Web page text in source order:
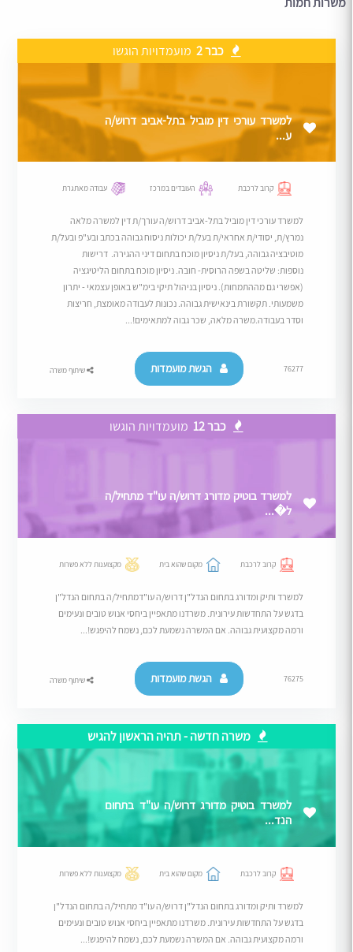
כבר 2 מועמדויות הוגשו
למשרד עורכי דין מוביל בתל-אביב דרוש/ה
ע...
קרוב לרכבת העובדים במרכז עבודה מאתגרת
למשרד עורכי דין מוביל בתל-אביב דרוש/ה עורך/ת דין למשרה מלאה
נמרץ/ת, יסודי/ת אחראי/ת בעל/ת יכולות ניסוח גבוהה בכתב ובע"פ ובעל/ת
מוטיבציה גבוהה, בעל/ת ניסיון מוכח בתחום דיני ההגירה. דרישות
נוספות: שליטה בשפה הרוסית- חובה. ניסיון מוכח בתחום הליטיגציה
(אפשרי גם מההתמחות). ניסיון בניהול תיקי בימ"ש באופן עצמאי - יתרון
משמעותי. תקשורת בינאישית גבוהה. נכונות לעבודה מאומצת, חריצות
וסדר בעבודה.משרה מלאה, שכר גבוה למתאימים!...
76277 הגשת מועמדות שיתוף משרה
כבר 12 מועמדויות הוגשו
למשרד בוטיק מדורג דרוש/ה עו"ד מתחיל/ה
ל�...
קרוב לרכבת מקום שהוא בית מקצוענות ללא פשרות
למשרד ותיק ומדורג בתחום הנדל"ן דרוש/ה עו"דמתחיל/ה בתחום הנדל"ן
בדגש על התחדשות עירונית. משרדנו מתאפיין ביחסי אנוש טובים ונעימים
ורמה מקצועית גבוהה. אם המשרה נשמעת לכם, נשמח להיפגש!...
76275 הגשת מועמדות שיתוף משרה
משרה חדשה - תהיה הראשון להגיש
למשרד בוטיק מדורג דרוש/ה עו"ד בתחום
הנד...
קרוב לרכבת מקום שהוא בית מקצוענות ללא פשרות
למשרד ותיק ומדורג בתחום הנדל"ן דרוש/ה עו"ד מתחיל/ה בתחום הנדל"ן
בדגש על התחדשות עירונית. משרדנו מתאפיין ביחסי אנוש טובים ונעימים
ורמה מקצועית גבוהה. אם המשרה נשמעת לכם, נשמח להיפגש!...